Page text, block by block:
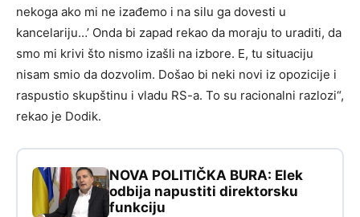
nekoga ako mi ne izađemo i na silu ga dovesti u
kancelariju…’ Onda bi zapad rekao da moraju to uraditi, da
smo mi krivi što nismo izašli na izbore. E, tu situaciju
nisam smio da dozvolim. Došao bi neki novi iz opozicije i
raspustio skupštinu i vladu RS-a. To su racionalni razlozi“,
rekao je Dodik.
NOVA POLITIČKA BURA: Elek
odbija napustiti direktorsku
funkciju